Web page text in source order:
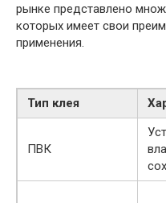
рынке представлено
которых имеет свои
применения.
Тип клея
ПВК